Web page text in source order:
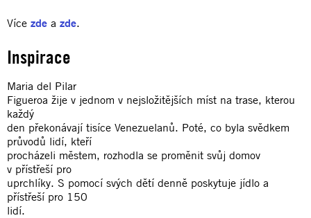
Více zde a zde.
Inspirace
Maria del Pilar
Figueroa žije v jednom v nejsložitějších míst na trase, kterou
každý
den překonávají tisíce Venezuelanů. Poté, co byla svědkem
průvodů lidí, kteří
procházeli městem, rozhodla se proměnit svůj domov
v přístřeší pro
uprchlíky. S pomocí svých dětí denně poskytuje jídlo a
přístřeší pro 150
lidí.